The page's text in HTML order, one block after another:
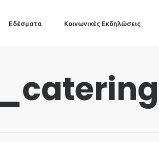
Εδέσματα Κοινωνικές Εκδηλώσεις